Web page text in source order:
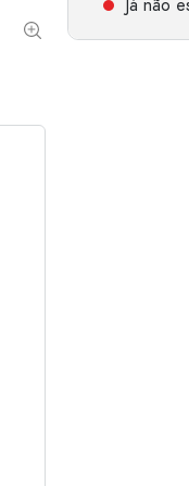
Já não